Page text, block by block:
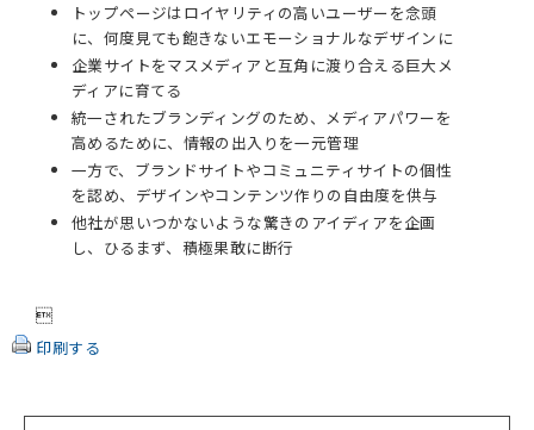
トップページはロイヤリティの高いユーザーを念頭
に、何度見ても飽きないエモーショナルなデザインに
企業サイトをマスメディアと互角に渡り合える巨大メ
ディアに育てる
統一されたブランディングのため、メディアパワーを
高めるために、情報の出入りを一元管理
一方で、ブランドサイトやコミュニティサイトの個性
を認め、デザインやコンテンツ作りの自由度を供与
他社が思いつかないような驚きのアイディアを企画
し、ひるまず、積極果敢に断行

印刷する